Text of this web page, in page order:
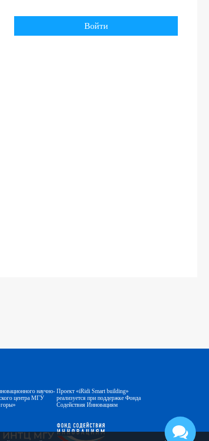
Войти
научно-
центра МГУ
Проект «iRidi Smart building»
реализуется при поддержке Фонда
Содействия Инновациям